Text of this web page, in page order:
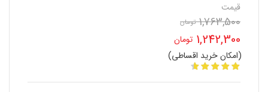
قیمت
1,763,500 تومان
اصلی
1,242,300 تومان
قیمت
فعلی
(امکان خرید اقساطی)